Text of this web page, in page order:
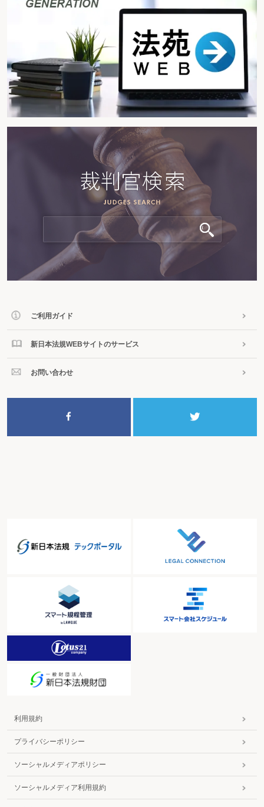
排出事業者が産業廃棄物を処理させる目的で設立した子会社は、廃棄物処理業
「機械選別行為」は収集運搬業の許可のみでよいか
自治体が産業廃棄物処理業の許可手続の処分を留保している場合は
産業廃棄物処理業の許可申請に対する処分の留保による損害の賠償を求めるこ
とはできるか
許可申請に当たって、排出事業者との委託契約書等の添付を拒否したら
運搬施設・運搬能力を保有しない業者から運搬業の許可申請があったときは
産業廃棄物処理業の許可更新手続中に有効期限が過ぎたら
会社の役員が逮捕されてしまったら
違法行為をした役員が欠格要件に該当した場合、辞任した後でも事業所は処分
成年被後見人等になった場合の廃棄物処理業の許可は
債務超過に陥ったことを理由に産業廃棄物処理業の許可を取り消すことはでき
故障が心配される老朽化した施設で産業廃棄物の処理を継続したら
受託した産業廃棄物の処理が困難になった場合の通知制度とは
優良産廃処理業者認定制度とは
許可更新期限前の優良認定の付与の特例は
自治体が行った行政指導が違法であった場合の救済方法
処分業者が許可後に施設の設置予定地の借地契約を解除されたら
産業廃棄物撤去等の措置命令に違反したことを理由に許可取消処分を行えるか
「不正又は不誠実な行為をするおそれがある」とは、どのような場合か
産業廃棄物処理業の許可取消処分につき執行停止を求めてきたら
近隣住民は産業廃棄物処理業の許可取消しを求めることができるか
周辺住民は、産業廃棄物の処分業の許可処分の差止め訴訟を提起することがで
きるか
廃棄物収集運搬業の許可が必要か判断する際の輸送費の取扱いは
産業廃棄物処理施設の処理能力の変更を理由に事業の許可取消しを求めること
産業廃棄物の広域的なリサイクル等の推進のための許可の特例は
広域認定制度に係る変更の申請は
許可を受けずに廃棄物処理業を行い、廃棄物処理施設を設置できる場合は
一般的には有償で取引が行われていない廃油を回収する場合でも、産業廃棄物
収集運搬業の許可を取得しなければならないか
中間処理業者が処分後に生じた残さ物を自ら運搬する場合は収集運搬業の許可
複数の廃棄物を1台の車両で収集運搬することは可能か
産業廃棄物を処分場に搬入できないために一定期間保管しておくことは違法か
輸出できない廃プラスチックの処理はどのように行えばよいか
産業廃棄物を発注者の所有地に仮置きしたら
事業停止命令を受けている期間中に事業を再開したら
産業廃棄物処理業者が事業の廃止等の届出を怠ったら
産業廃棄物処理業者が帳簿の保存を怠ったら
産業廃棄物を積載したまま日本各地の海域を転々漂流する船舶に対する県の行
政指導は適正か
最終処分場の許可容量を超えている産業廃棄物を受け入れて山積みにしたた
安定型最終処分場に搬入できない産業廃棄物とは
県外から産業廃棄物を搬入する場合、届出は必要なのか
（委託契約）
廃棄物処理業者の処理施設の現地確認を行わずに委託契約を締結してよいか
解体工事と廃棄物処理を同一業者に一括委託したら
ご利用ガイド
新日本法規WEBサイトのサービス
お問い合わせ
利用規約
プライバシーポリシー
ソーシャルメディアポリシー
ソーシャルメディア利用規約